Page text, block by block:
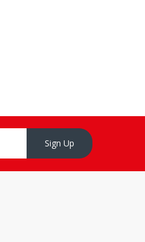
Sign Up